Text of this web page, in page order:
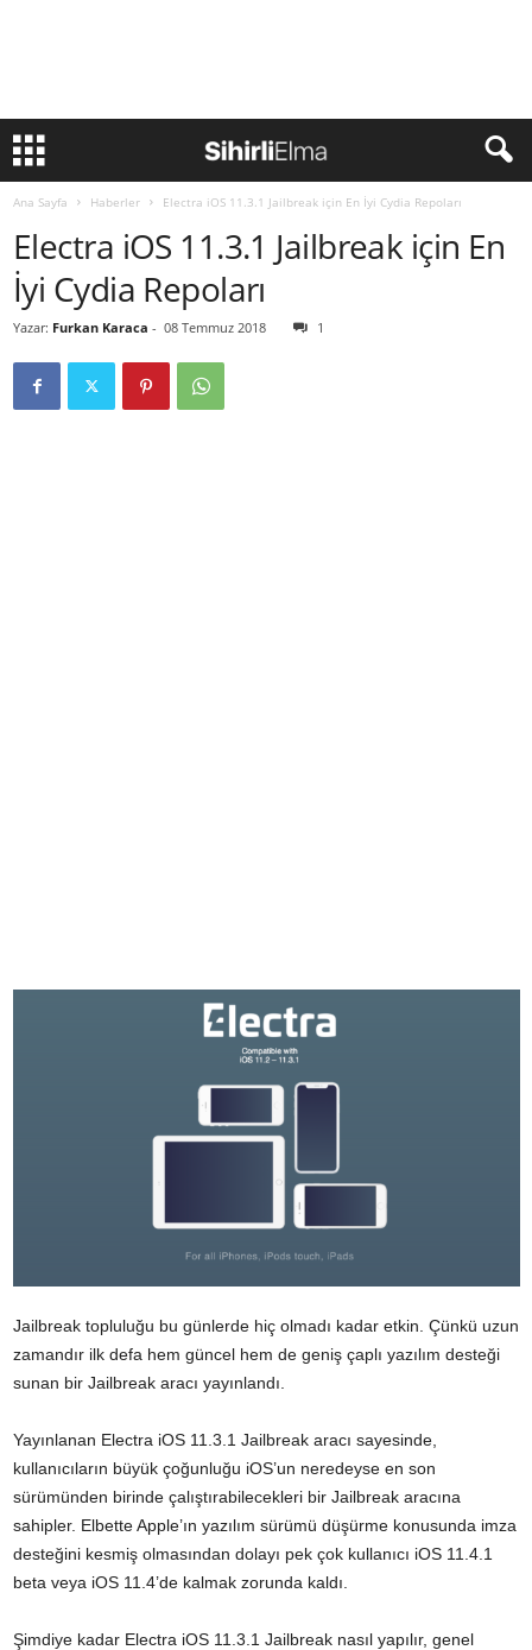
Ana Sayfa Haberler Electra iOS 11.3.1 Jailbreak için En İyi Cydia Repoları
Electra iOS 11.3.1 Jailbreak için En
İyi Cydia Repoları
Yazar: Furkan Karaca - 08 Temmuz 2018 1
Jailbreak topluluğu bu günlerde hiç olmadı kadar etkin. Çünkü uzun
zamandır ilk defa hem güncel hem de geniş çaplı yazılım desteği
sunan bir Jailbreak aracı yayınlandı.
Yayınlanan Electra iOS 11.3.1 Jailbreak aracı sayesinde,
kullanıcıların büyük çoğunluğu iOS’un neredeyse en son
sürümünden birinde çalıştırabilecekleri bir Jailbreak aracına
sahipler. Elbette Apple’ın yazılım sürümü düşürme konusunda imza
desteğini kesmiş olmasından dolayı pek çok kullanıcı iOS 11.4.1
beta veya iOS 11.4’de kalmak zorunda kaldı.
Şimdiye kadar Electra iOS 11.3.1 Jailbreak nasıl yapılır, genel